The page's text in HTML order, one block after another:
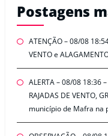
Postagens
ATENÇÃO – 08/08
VENTO e
ALERTA – 08/08 18:36
RAJADAS DE VENTO,
município de Mafra na